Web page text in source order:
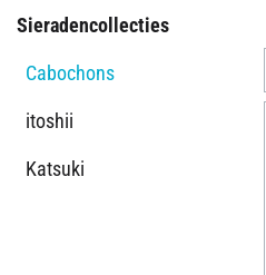
Sieradencollecties
Cabochons
itoshii
Katsuki